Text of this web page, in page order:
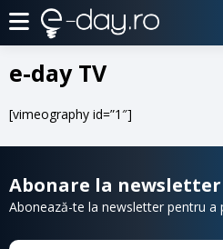
e-day TV
[vimeography id=”1″]
Abonare la newsletter
Abonează-te la newsletter pentru a